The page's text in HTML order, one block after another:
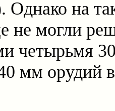
Однако на
не могли
четырьмя
мм орудий